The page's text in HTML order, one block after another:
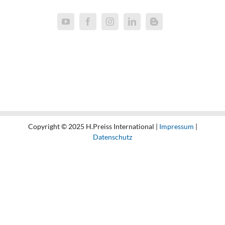
Copyright © 2025 H.Preiss International | Impressum |
Datenschutz